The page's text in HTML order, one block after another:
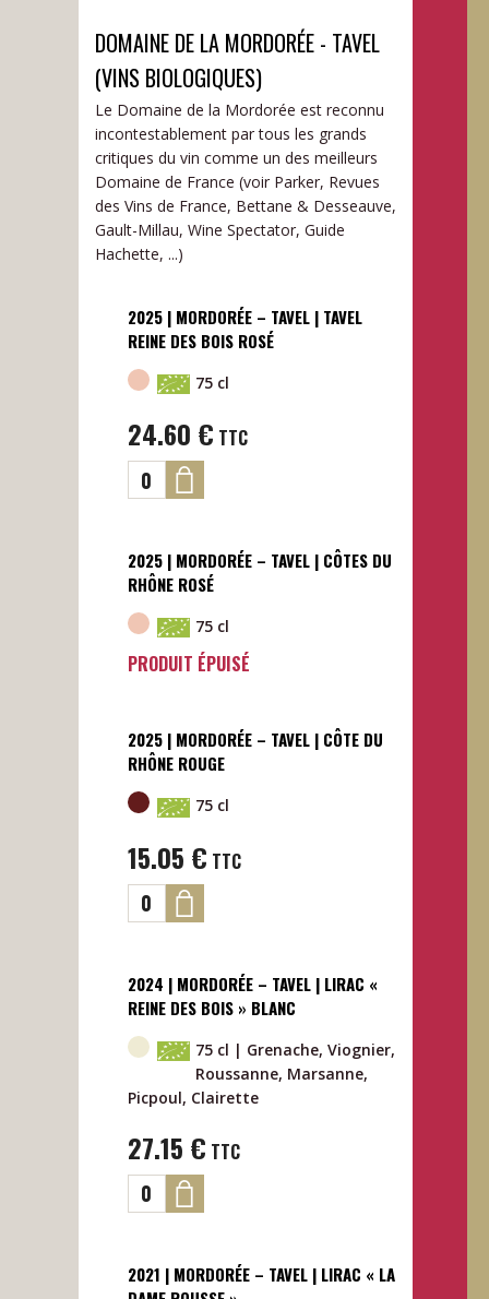
DOMAINE DE LA MORDORÉE - TAVEL
(VINS BIOLOGIQUES)
Le Domaine de la Mordorée est reconnu
incontestablement par tous les grands
critiques du vin comme un des meilleurs
Domaine de France (voir Parker, Revues
des Vins de France, Bettane & Desseauve,
Gault-Millau, Wine Spectator, Guide
Hachette, ...)
2025 | MORDORÉE – TAVEL | TAVEL
REINE DES BOIS ROSÉ
75 cl
24.60 € TTC
2025 | MORDORÉE – TAVEL | CÔTES DU
RHÔNE ROSÉ
75 cl
PRODUIT ÉPUISÉ
2025 | MORDORÉE – TAVEL | CÔTE DU
RHÔNE ROUGE
75 cl
15.05 € TTC
2024 | MORDORÉE – TAVEL | LIRAC «
REINE DES BOIS » BLANC
75 cl | Grenache, Viognier,
Roussanne, Marsanne,
Picpoul, Clairette
27.15 € TTC
2021 | MORDORÉE – TAVEL | LIRAC « LA